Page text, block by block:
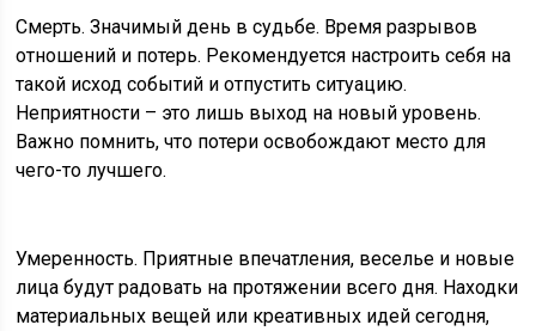
Смерть. Значимый день в судьбе. Время разрывов
отношений и потерь. Рекомендуется настроить себя на
такой исход событий и отпустить ситуацию.
Неприятности – это лишь выход на новый уровень.
Важно помнить, что потери освобождают место для
чего-то лучшего.
Умеренность. Приятные впечатления, веселье и новые
лица будут радовать на протяжении всего дня. Находки
материальных вещей или креативных идей сегодня,